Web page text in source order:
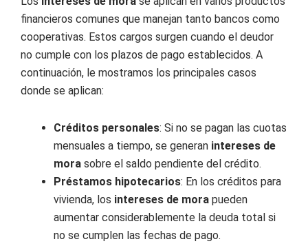
financieros comunes que manejan tanto bancos como
cooperativas. Estos cargos surgen cuando el deudor
no cumple con los plazos de pago establecidos. A
continuación, le mostramos los principales casos
donde se aplican:
Créditos personales: Si no se pagan las cuotas
mensuales a tiempo, se generan intereses de
mora sobre el saldo pendiente del crédito.
Préstamos hipotecarios: En los créditos para
vivienda, los intereses de mora pueden
aumentar considerablemente la deuda total si
no se cumplen las fechas de pago.